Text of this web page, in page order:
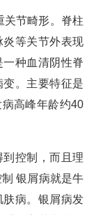
关节畸形。脊柱
等关节外表现
种血清阴性脊
。主要特征是
高峰年龄约40
控制，而且理
银屑病就是牛
病。银屑病发